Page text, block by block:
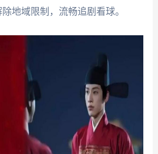
地域限制，流畅追剧看球。